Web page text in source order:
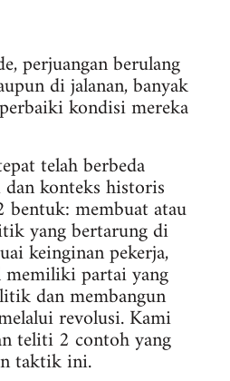
perjuangan berulang
di jalanan, banyak
kondisi mereka
telah berbeda
konteks historis
bentuk: membuat atau
yang bertarung di
keinginan pekerja,
partai yang
dan membangun
revolusi. Kami
teliti 2 contoh yang
taktik ini.